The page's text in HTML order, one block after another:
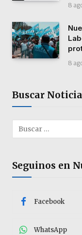
8
8
Buscar
Seguinos en
Facebook
WhatsApp